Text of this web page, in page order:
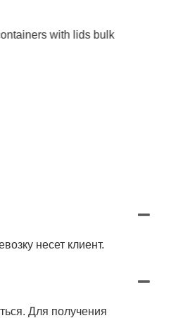
несет клиент.
Для получения